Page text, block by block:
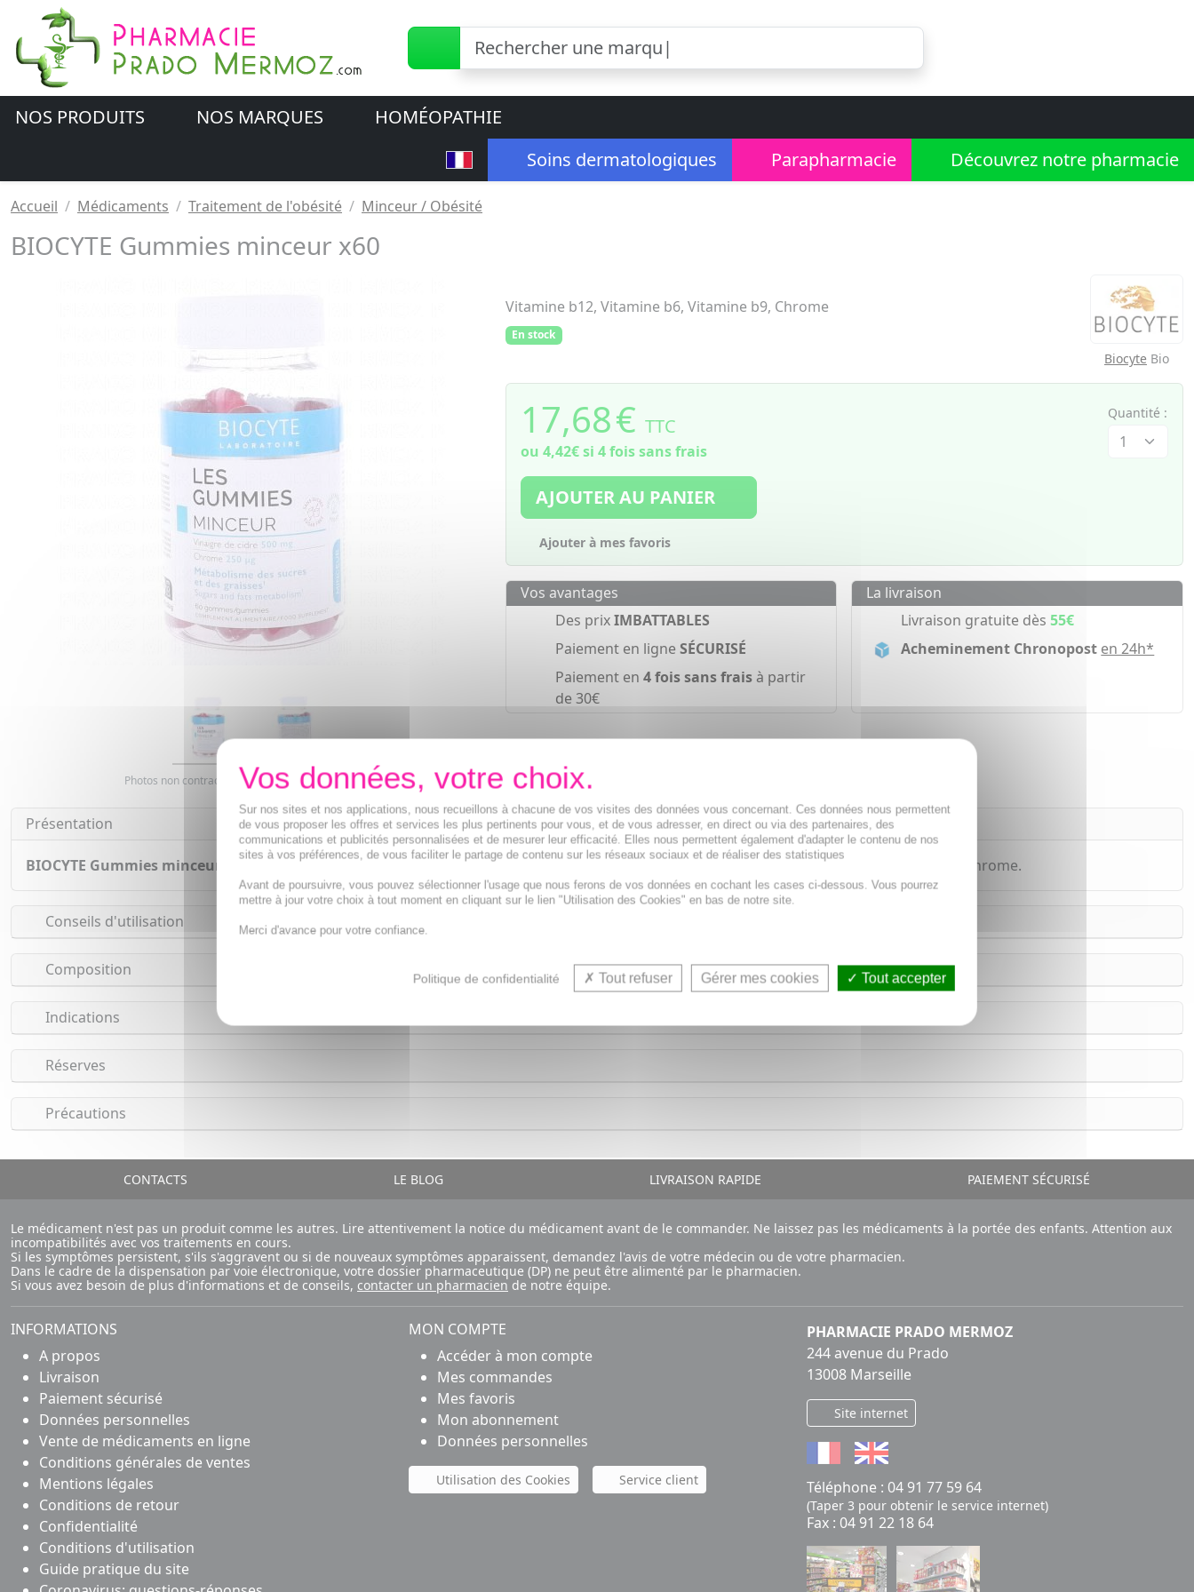
NOS PRODUITS NOS MARQUES
HOMÉOPATHIE
Soins dermatologiques
Parapharmacie Découvrez notre pharmacie
Accueil Médicaments Traitement de l'obésité Minceur / Obésité
BIOCYTE Gummies minceur x60
Photos non contractuelles. Copyright digimarquage
Vitamine b12, Vitamine b6, Vitamine b9, Chrome
En stock
Biocyte Bio
17,68€ TTC
ou 4,42€si 4 fois sans frais
Quantité :
AJOUTER AU PANIER
Ajouter à mes favoris
Vos avantages
Des prixIMBATTABLES
Paiement en ligneSÉCURISÉ
Paiement en 4 fois sans fraisà partir
de 30€
La livraison
Livraison gratuite dès55€
Acheminement Chronopost en 24h*
Présentation
BIOCYTE Gummies minceur x60est un complément alimentaire qui contribue au maintien d'une glycémie normale grâce à la présence de Chrome.
Conseils d'utilisation
Composition
Indications
Réserves
Précautions
CONTACTS LE BLOG LIVRAISON RAPIDE PAIEMENT SÉCURISÉ
Le médicament n'est pas un produit comme les autres. Lire attentivement la notice du médicament avant de le commander. Ne laissez pas les médicaments à la portée des enfants. Attention aux
incompatibilités avec vos traitements en cours.
Si les symptômes persistent, s'ils s'aggravent ou si de nouveaux symptômes apparaissent, demandez l'avis de votre médecin ou de votre pharmacien.
Dans le cadre de la dispensation par voie électronique, votre dossier pharmaceutique (DP) ne peut être alimenté par le pharmacien.
Si vous avez besoin de plus d'informations et de conseils, contacter un pharmacien de notre équipe.
INFORMATIONS
A propos
Livraison
Paiement sécurisé
Données personnelles
Vente de médicaments en ligne
Conditions générales de ventes
Mentions légales
Conditions de retour
Confidentialité
Conditions d'utilisation
Guide pratique du site
MON COMPTE
Accéder à mon compte
Mes commandes
Mes favoris
Mon abonnement
Données personnelles
Utilisation des Cookies Service client
PHARMACIE PRADO MERMOZ
244 avenue du Prado
13008 Marseille
Site internet
Téléphone : 04 91 77 59 64
(Taper 3 pour obtenir le service internet)
Fax : 04 91 22 18 64
Sur nos sites et nos applications, nous recueillons à chacune de vos visites des données vous concernant. Ces données nous permettent
de vous proposer les offres et services les plus pertinents pour vous, et de vous adresser, en direct ou via des partenaires, des
communications et publicités personnalisées et de mesurer leur efficacité. Elles nous permettent également d'adapter le contenu de nos
sites à vos préférences, de vous faciliter le partage de contenu sur les réseaux sociaux et de réaliser des statistiques
Avant de poursuivre, vous pouvez sélectionner l'usage que nous ferons de vos données en cochant les cases ci-dessous. Vous pourrez
mettre à jour votre choix à tout moment en cliquant sur le lien "Utilisation des Cookies" en bas de notre site.
Merci d'avance pour votre confiance.
Politique de confidentialité Tout refuser Gérer mes cookies Tout accepter